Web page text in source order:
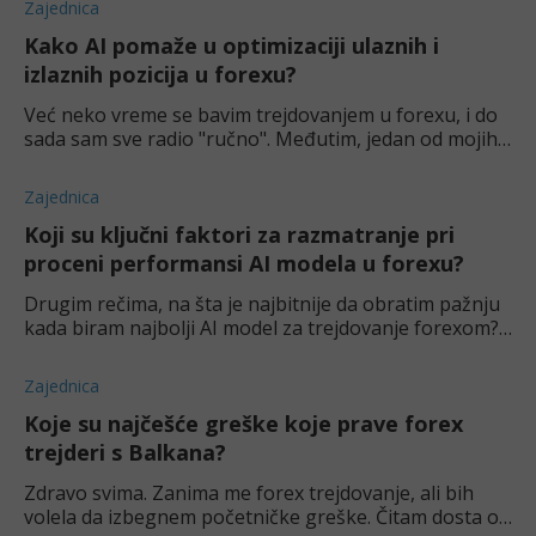
Zajednica
Kako AI pomaže u optimizaciji ulaznih i
izlaznih pozicija u forexu?
Već neko vreme se bavim trejdovanjem u forexu, i do
sada sam sve radio "ručno". Međutim, jedan od mojih
program u svoj proces trgovine. Da li mi A
Zajednica
Koji su ključni faktori za razmatranje pri
proceni performansi AI modela u forexu?
Drugim rečima, na šta je najbitnije da obratim pažnju
kada biram najbolji AI model za trejdovanje forexom?
pitam. Kapiram da možda postoji neš
Zajednica
Koje su najčešće greške koje prave forex
trejderi s Balkana?
Zdravo svima. Zanima me forex trejdovanje, ali bih
volela da izbegnem početničke greške. Čitam dosta o